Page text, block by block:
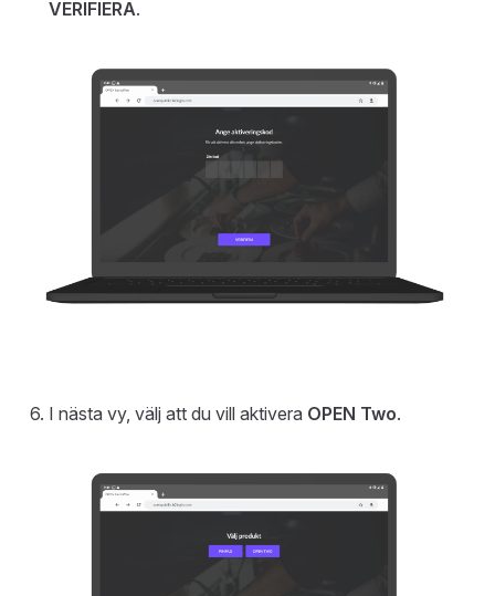
VERIFIERA.
I nästa vy, välj att du vill aktivera OPEN Two.